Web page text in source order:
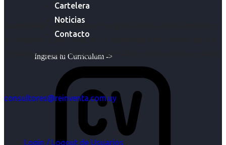
Cartelera
Noticias
Contacto
Ingresa tu Curriculum ->
Acompañar a empresas en su gestión de capital humano y
acompañar a personas en la búsqueda y encuentro de sus
objetivos es para nosotros un trabajo, pero antes un placer.
consultores@reinventa.com.uy
Login / Logout de Usuarios